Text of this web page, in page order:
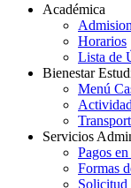
Académica
Horarios
Lista de
Bienestar
Menú
Servicios
Pagos
Formas
Solicitud